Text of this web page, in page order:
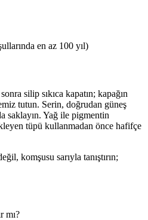
en az 100 yıl)
silip sıkıca kapatın; kapağın
tutun. Serin, doğrudan güneş
saklayın. Yağ ile pigmentin
tüpü kullanmadan önce hafifçe
komşusu sarıyla tanıştırın;
mı?